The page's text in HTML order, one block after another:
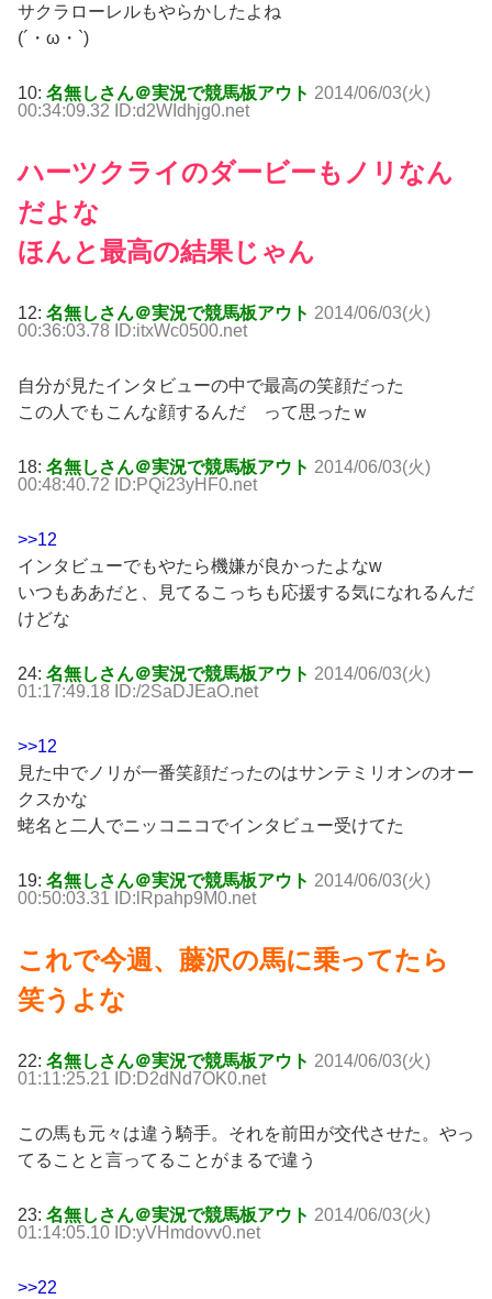
サクラローレルもやらかしたよね
(´・ω・`)
10: 名無しさん＠実況で競馬板アウト 2014/06/03(火)
00:34:09.32 ID:d2WIdhjg0.net
ハーツクライのダービーもノリなん
だよな
ほんと最高の結果じゃん
12: 名無しさん＠実況で競馬板アウト 2014/06/03(火)
00:36:03.78 ID:itxWc0500.net
自分が見たインタビューの中で最高の笑顔だった
この人でもこんな顔するんだ って思ったｗ
18: 名無しさん＠実況で競馬板アウト 2014/06/03(火)
00:48:40.72 ID:PQi23yHF0.net
>>12
インタビューでもやたら機嫌が良かったよなw
いつもああだと、見てるこっちも応援する気になれるんだ
けどな
24: 名無しさん＠実況で競馬板アウト 2014/06/03(火)
01:17:49.18 ID:/2SaDJEaO.net
>>12
見た中でノリが一番笑顔だったのはサンテミリオンのオー
クスかな
蛯名と二人でニッコニコでインタビュー受けてた
19: 名無しさん＠実況で競馬板アウト 2014/06/03(火)
00:50:03.31 ID:lRpahp9M0.net
これで今週、藤沢の馬に乗ってたら
笑うよな
22: 名無しさん＠実況で競馬板アウト 2014/06/03(火)
01:11:25.21 ID:D2dNd7OK0.net
この馬も元々は違う騎手。それを前田が交代させた。やっ
てることと言ってることがまるで違う
23: 名無しさん＠実況で競馬板アウト 2014/06/03(火)
01:14:05.10 ID:yVHmdovv0.net
>>22